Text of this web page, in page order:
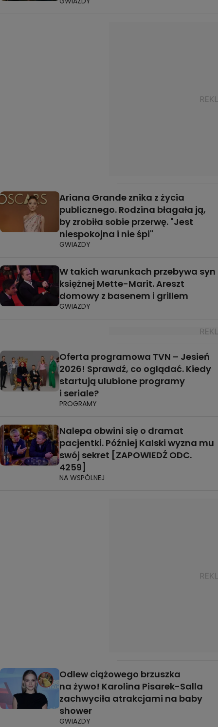
Ariana Grande znika z życia
publicznego. Rodzina błagała ją,
by zrobiła sobie przerwę. "Jest
niespokojna i nie śpi"
GWIAZDY
W takich warunkach przebywa syn
księżnej Mette-Marit. Areszt
domowy z basenem i grillem
GWIAZDY
Oferta programowa TVN – Jesień
2026! Sprawdź, co oglądać. Kiedy
startują ulubione programy
i seriale?
PROGRAMY
Nalepa obwini się o dramat
pacjentki. Później Kalski wyzna mu
swój sekret [ZAPOWIEDŹ ODC.
4259]
NA WSPÓLNEJ
Odlew ciążowego brzuszka
na żywo! Karolina Pisarek-Salla
zachwyciła atrakcjami na baby
shower
GWIAZDY